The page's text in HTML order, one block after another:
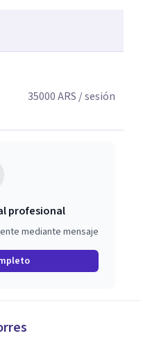
35000ARS / sesión
profesional
mediante mensaje